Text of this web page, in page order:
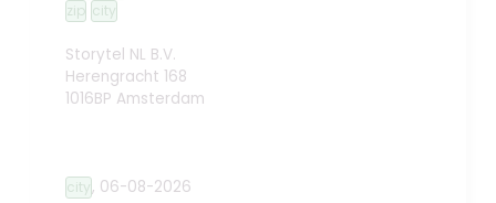
zip city
Storytel NL B.V.
Herengracht 168
1016BP Amsterdam
city, 06-08-2026